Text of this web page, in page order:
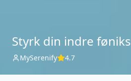
Styrk din indre føniks
MySerenify 4.7